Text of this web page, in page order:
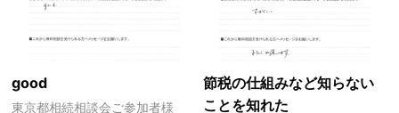
good
東京都相続相談会ご参加者様
節税の仕組みなど知らない
ことを知れた